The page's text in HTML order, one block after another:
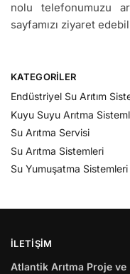
nolu telefonumuzu
sayfamızı ziyaret
KATEGORILER
Endüstriyel Su Arıtım
Kuyu Suyu Arıtma
Su Arıtma Servisi
Su Arıtma Sistemleri
Su Yumuşatma Sistemleri
İLETIŞIM
Atlantik Arıtma Proje